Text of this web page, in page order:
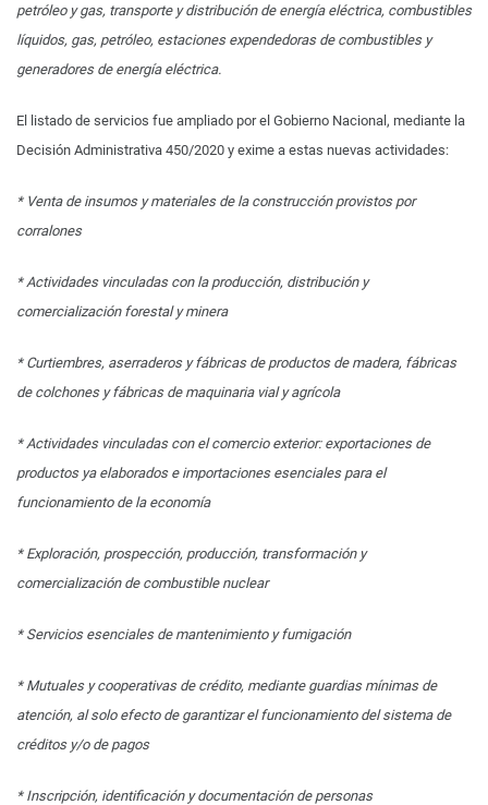
petróleo y gas, transporte y distribución de energía eléctrica, combustibles
líquidos, gas, petróleo, estaciones expendedoras de combustibles y
generadores de energía eléctrica.
El listado de servicios fue ampliado por el Gobierno Nacional, mediante la
Decisión Administrativa 450/2020 y exime a estas nuevas actividades:
* Venta de insumos y materiales de la construcción provistos por
corralones
* Actividades vinculadas con la producción, distribución y
comercialización forestal y minera
* Curtiembres, aserraderos y fábricas de productos de madera, fábricas
de colchones y fábricas de maquinaria vial y agrícola
* Actividades vinculadas con el comercio exterior: exportaciones de
productos ya elaborados e importaciones esenciales para el
funcionamiento de la economía
* Exploración, prospección, producción, transformación y
comercialización de combustible nuclear
* Servicios esenciales de mantenimiento y fumigación
* Mutuales y cooperativas de crédito, mediante guardias mínimas de
atención, al solo efecto de garantizar el funcionamiento del sistema de
créditos y/o de pagos
* Inscripción, identificación y documentación de personas